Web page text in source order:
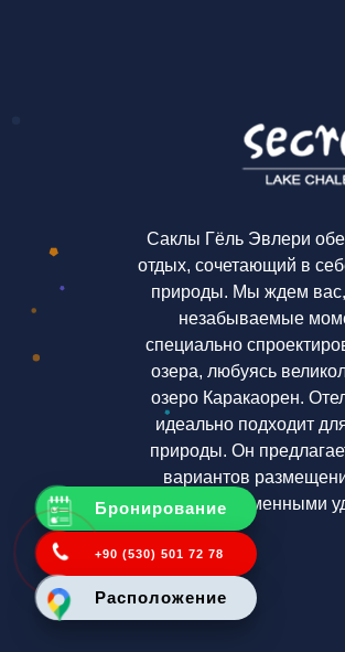
Бронирование
+90 (530) 501 72 78
Расположение
Саклы Гёль Эвлери
отдых, сочетающий в
природы. Мы ждем
незабываемые
специально
озера, любуясь
озеро Каракаорен.
идеально подходит
природы. Он
вариантов
современными